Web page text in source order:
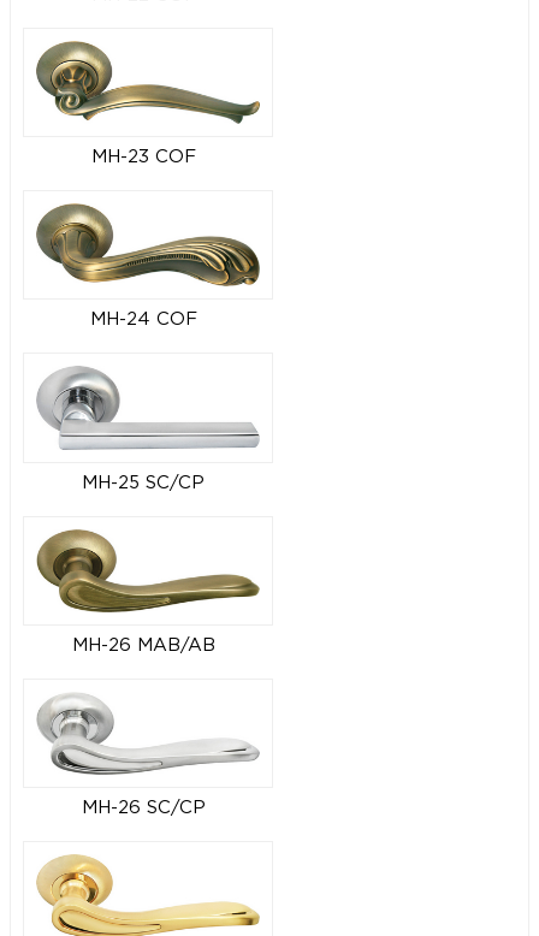
MH-23 COF
MH-24 COF
MH-25 SC/CP
MH-26 MAB/AB
MH-26 SC/CP